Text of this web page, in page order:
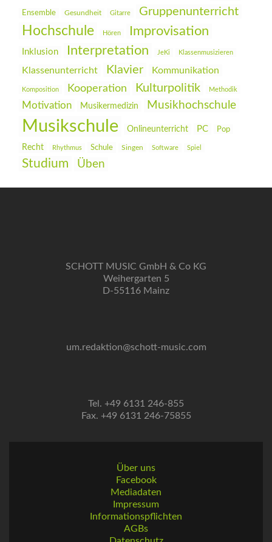
Ensemble Gesundheit Gitarre Gruppenunterricht
Hochschule Hören Improvisation
Inklusion Interpretation JeKi Klassenmusizieren
Klassenunterricht Klavier Kommunikation
Komposition Kooperation Kulturpolitik Methodik
Motivation Musikermedizin Musikhochschule
Musikschule Onlineunterricht PC Pop
Recht Rhythmus Schule Singen Software Spiel
Studium Üben
SCHOTT MUSIC GmbH & Co KG
Weihergarten 5
D-55116 Mainz
um.redaktion@schott-music.com
Tel. +49 6131 246-855
Fax. +49 6131 246-75855
Über uns
Facebook
Mediadaten
Impressum
Informationspflichten
AGBs